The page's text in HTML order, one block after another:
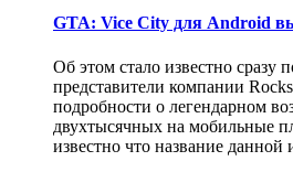
GTA: Vice City для Android
Об этом стало известно сразу
представители компании
подробности о легендарном
двухтысячных на мобильные
известно что название данной